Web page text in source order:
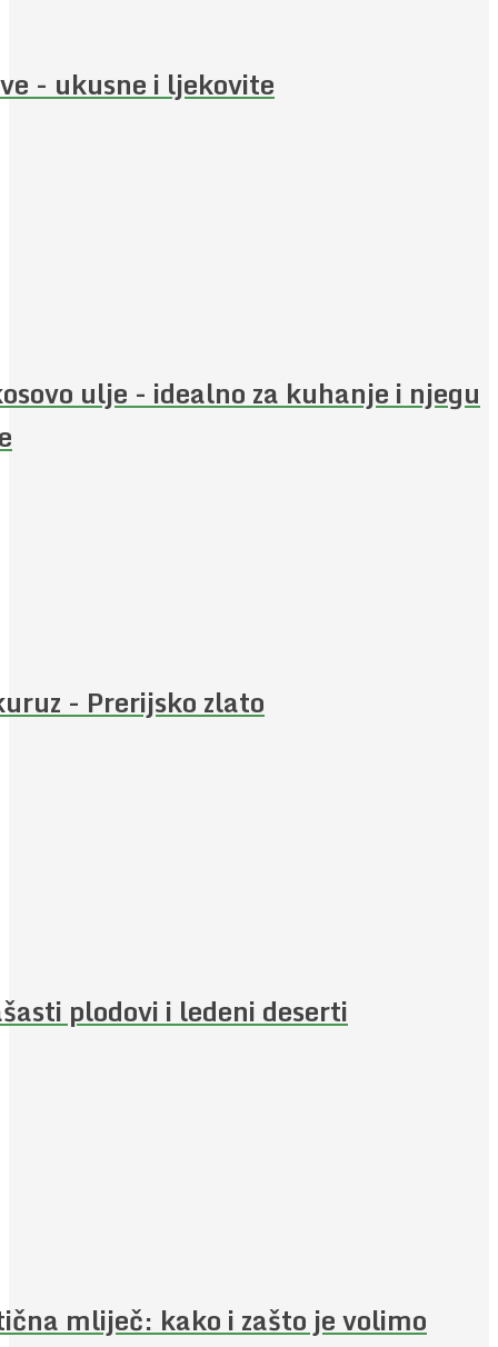
- ukusne i ljekovite
ulje - idealno za kuhanje i njegu
- Prerijsko zlato
plodovi i ledeni deserti
mliječ: kako i zašto je volimo